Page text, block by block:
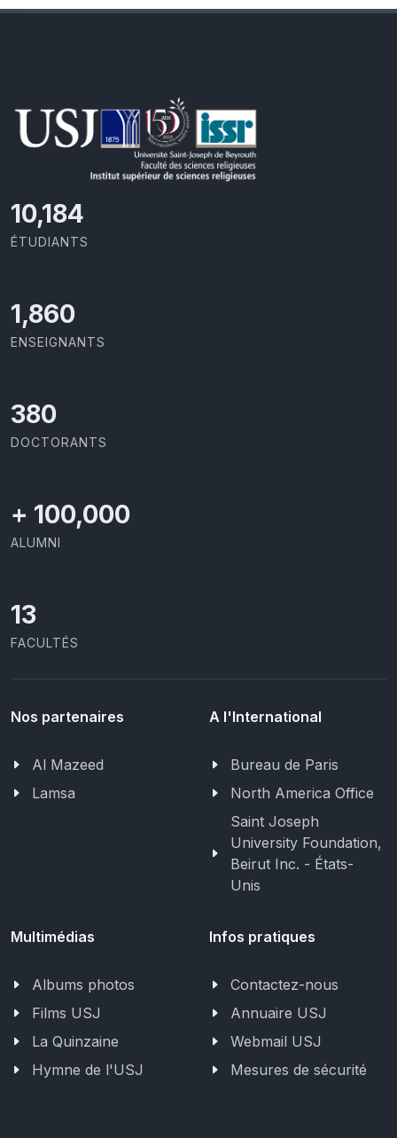
10,801
ÉTUDIANTS
1,973
ENSEIGNANTS
403
DOCTORANTS
+ 100,000
ALUMNI
13
FACULTÉS
Nos partenaires
Al Mazeed
Lamsa
A l'International
Bureau de Paris
North America Office
Saint Joseph
University Foundation,
Beirut Inc. - États-
Unis
Multimédias
Albums photos
Films USJ
La Quinzaine
Hymne de l'USJ
Infos pratiques
Contactez-nous
Annuaire USJ
Webmail USJ
Mesures de sécurité